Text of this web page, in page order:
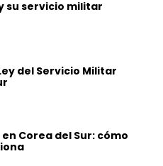
su servicio militar
del Servicio Militar
Corea del Sur: cómo